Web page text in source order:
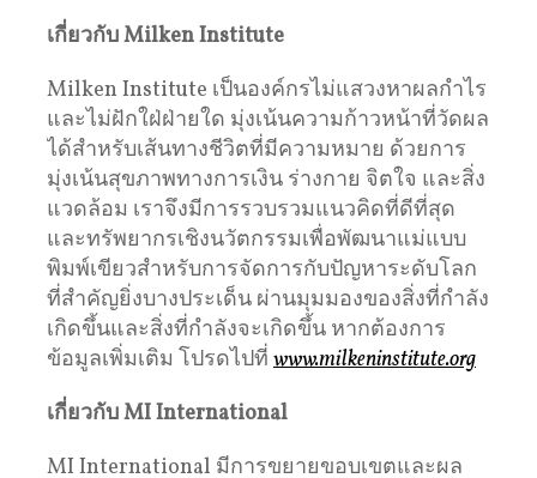
เกี่ยวกับMilken Institute
Milken Institute เป็นองค์กรไม่แสวงหาผลกำไร
และไม่ฝักใฝ่ฝ่ายใด มุ่งเน้นความก้าวหน้าที่วัดผล
ได้สำหรับเส้นทางชีวิตที่มีความหมาย ด้วยการ
มุ่งเน้นสุขภาพทางการเงิน ร่างกาย จิตใจ และสิ่ง
แวดล้อม เราจึงมีการรวบรวมแนวคิดที่ดีที่สุด
และทรัพยากรเชิงนวัตกรรมเพื่อพัฒนาแม่แบบ
พิมพ์เขียวสำหรับการจัดการกับปัญหาระดับโลก
ที่สำคัญยิ่งบางประเด็น ผ่านมุมมองของสิ่งที่กำลัง
เกิดขึ้นและสิ่งที่กำลังจะเกิดขึ้น หากต้องการ
ข้อมูลเพิ่มเติม โปรดไปที่ www.milkeninstitute.org
เกี่ยวกับMI International
MI International มีการขยายขอบเขตและผล